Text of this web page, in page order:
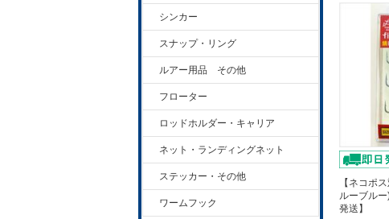
【ネコポ
ルーブル
発送】
シンカー
スナップ・リング
ルアー用品 その他
フローター
ロッドホルダー・キャリア
ネット・ランディングネット
ステッカー・その他
ワームフック